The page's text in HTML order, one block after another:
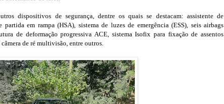
dispositivos de segurança, dentre os quais se destacam: assistente de
em rampa (HSA), sistema de luzes de emergência (ESS), seis airbags
de deformação progressiva ACE, sistema Isofix para fixação de assentos
de ré multivisão, entre outros.